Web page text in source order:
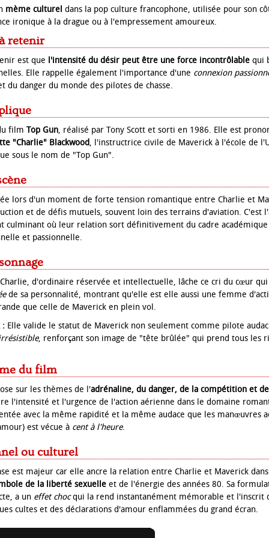
mème culturel dans la pop culture francophone, utilisée pour son
ironique à la drague ou à l'empressement amoureux.
retenir
est que l'intensité du désir peut être une force incontrôlable qui
Elle rappelle également l'importance d'une connexion
du danger du monde des pilotes de chasse.
film Top Gun, réalisé par Tony Scott et sorti en 1986. Elle est
"Charlie" Blackwood, l'instructrice civile de Maverick à l'école de
sous le nom de "Top Gun".
lors d'un moment de forte tension romantique entre Charlie et
et de défis mutuels, souvent loin des terrains d'aviation. C'est
culminant où leur relation sort définitivement du cadre
et passionnelle.
d'ordinaire réservée et intellectuelle, lâche ce cri du cœur
de sa personnalité, montrant qu'elle est elle aussi une femme
que celle de Maverick en plein vol.
: Elle valide le statut de Maverick non seulement comme pilote
, renforçant son image de "tête brûlée" qui prend tous les
du film
sur les thèmes de l'adrénaline, du danger, de la compétition et
l'intensité et l'urgence de l'action aérienne dans le domaine
avec la même rapidité et la même audace que les manœuvres
est vécue à cent à l'heure.
ou culturel
est majeur car elle ancre la relation entre Charlie et Maverick
de la liberté sexuelle et de l'énergie des années 80. Sa
a un effet chocqui la rend instantanément mémorable et l'inscrit
cultes et des déclarations d'amour enflammées du grand écran.